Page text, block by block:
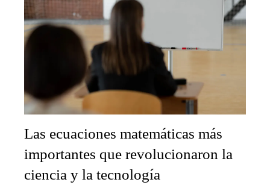
Las ecuaciones matemáticas más
importantes que revolucionaron la
ciencia y la tecnología